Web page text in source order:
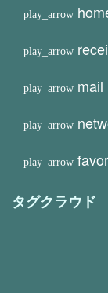
mail
タグクラウド